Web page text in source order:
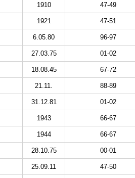
1910 47-49
1921 47-51
6.05.80 96-97
27.03.75 01-02
18.08.45 67-72
21.11. 88-89
31.12.81 01-02
1943 66-67
1944 66-67
28.10.75 00-01
25.09.11 47-50